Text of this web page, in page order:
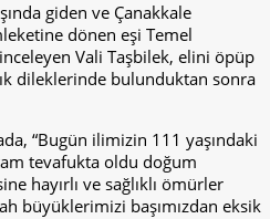
giden ve Çanakkale
dönen eşi Temel
Vali Taşbilek, elini öpüp
dileklerinde bulunduktan sonra
“Bugün ilimizin 111 yaşındaki
tevafukta oldu doğum
hayırlı ve sağlıklı ömürler
büyüklerimizi başımızdan eksik